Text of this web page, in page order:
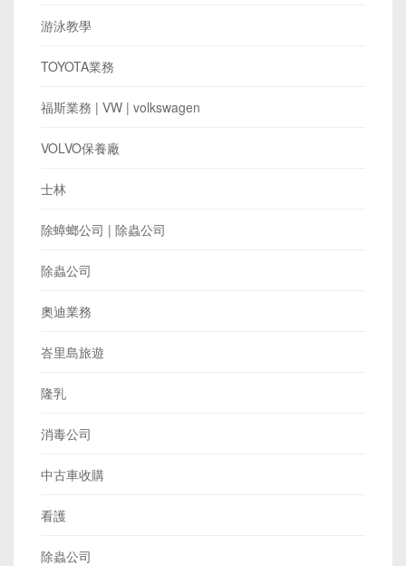
游泳教學
TOYOTA業務
​福斯業務 | VW | volkswagen
VOLVO保養廠
士林
除蟑螂公司 | 除蟲公司
除蟲公司
奧迪業務
峇里島旅遊
隆乳
消毒公司
中古車收購
看護
除蟲公司